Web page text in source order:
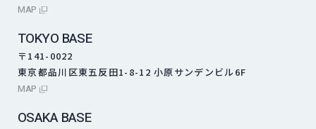
MAP外部サイトにリンクします
TOKYO BASE
〒141-0022
東京都品川区東五反田1-8-12 小原サンデンビル6F
MAP外部サイトにリンクします
OSAKA BASE